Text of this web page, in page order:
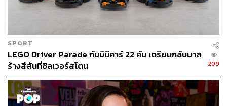
https://www.cnbc.com/2024/12/23/lego-brick-sets-tak
e-new-shape.html
สามารถติดตาม THE STANDARD WEALTH
ผ่านแอปพลิเคชันต่างๆ ที่คุณสะดวกหรือใช้งานอยู่แล้วได้เลย
SPORT
LEGO Driver Parade กับมินิคาร์ 22 คัน เตรียมกลับมาส
ร้างสีสันที่ซิลเวอร์สโตน
209